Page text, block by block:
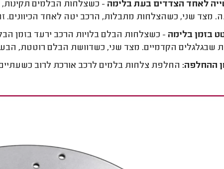
לאחד הצדדים בעת בלימה - כשצלחות הבלמים
מצד שני, כשהצלחות מתבלות, הרכב יטה לאחד הכיוונים.
בזמן בלימה - כשצלחות הבלם בלויות הרכב ירעד בזמן
שבגלגלים הקדמיים. מצד שני, כשדוושת הבלם רוטטת,
ההחלפה: החלפת צלחות בלמים לרכב אורכת לרוב